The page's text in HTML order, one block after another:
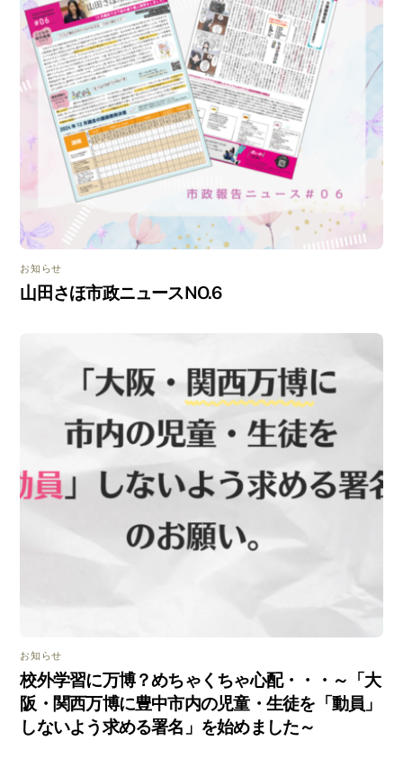
お知らせ
山田さほ市政ニュースNO.6
お知らせ
校外学習に万博？めちゃくちゃ心配・・・～「大
阪・関西万博に豊中市内の児童・生徒を「動員」
しないよう求める署名」を始めました～